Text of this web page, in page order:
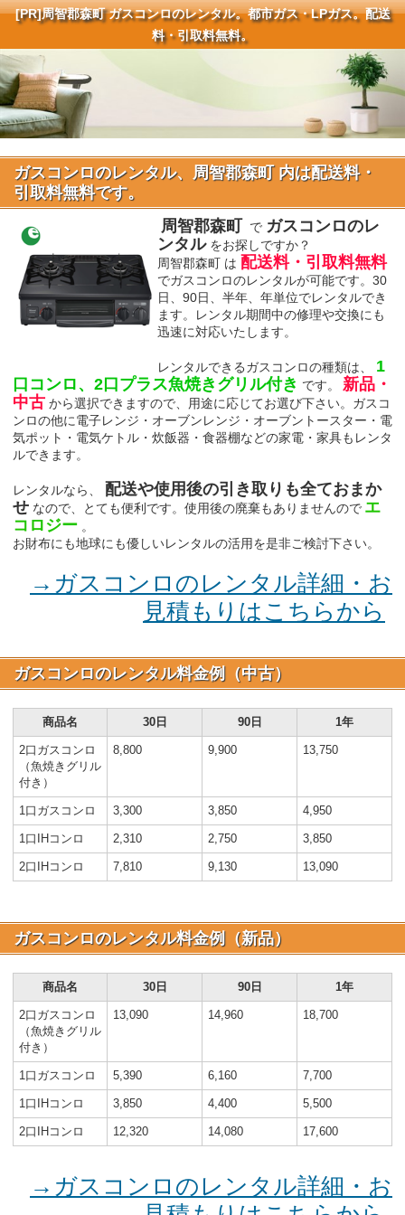
[PR]周智郡森町 ガスコンロのレンタル。都市ガス・LPガス。配送
料・引取料無料。
ガスコンロのレンタル、周智郡森町 内は配送料・
引取料無料です。
周智郡森町
で ガスコンロのレ
ンタル をお探しですか？
周智郡森町 は 配送料・引取料無料
でガスコンロのレンタルが可能です。30
日、90日、半年、年単位でレンタルでき
ます。レンタル期間中の修理や交換にも
迅速に対応いたします。
レンタルできるガスコンロの種類は、
1
口コンロ、2口プラス魚焼きグリル付き です。
新品・
中古 から選択できますので、用途に応じてお選び下さい。ガスコ
ンロの他に電子レンジ・オーブンレンジ・オーブントースター・電
気ポット・電気ケトル・炊飯器・食器棚などの家電・家具もレンタ
ルできます。
レンタルなら、
配送や使用後の引き取りも全ておまか
せ なので、とても便利です。使用後の廃棄もありませんので エ
コロジー 。
お財布にも地球にも優しいレンタルの活用を是非ご検討下さい。
→ガスコンロのレンタル詳細・お
見積もりはこちらから
ガスコンロのレンタル料金例（中古）
商品名 30日 90日 1年
2口ガスコンロ
（魚焼きグリル
付き）
8,800 9,900 13,750
1口ガスコンロ 3,300 3,850 4,950
1口IHコンロ 2,310 2,750 3,850
2口IHコンロ 7,810 9,130 13,090
ガスコンロのレンタル料金例（新品）
商品名 30日 90日 1年
2口ガスコンロ
（魚焼きグリル
付き）
13,090 14,960 18,700
1口ガスコンロ 5,390 6,160 7,700
1口IHコンロ 3,850 4,400 5,500
2口IHコンロ 12,320 14,080 17,600
→ガスコンロのレンタル詳細・お